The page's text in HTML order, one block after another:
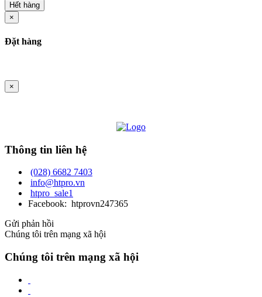
Hết hàng
×
Đặt hàng
×
Thông tin liên hệ
(028) 6682 7403
info@htpro.vn
htpro_sale1
Facebook: htprovn247365
Gửi phản hồi
Chúng tôi trên mạng xã hội
Chúng tôi trên mạng xã hội